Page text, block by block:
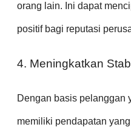
orang lain. Ini dapat
positif bagi reputasi
4. Meningkatkan
Dengan basis pelanggan
memiliki pendapatan